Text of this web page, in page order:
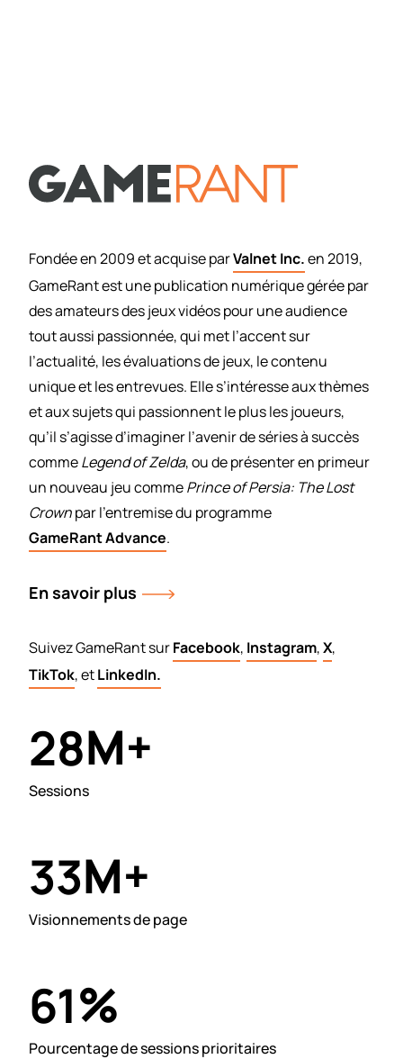
Fondée en 2009 et acquise parValnet Inc.en 2019,
GameRant est une publication numérique gérée par
des amateurs des jeux vidéos pour une audience
tout aussi passionnée, qui met l’accent sur
l’actualité, les évaluations de jeux, le contenu
unique et les entrevues. Elle s’intéresse aux thèmes
et aux sujets qui passionnent le plus les joueurs,
qu’il s’agisse d’imaginer l’avenir de séries à succès
commeLegend of Zelda, ou de présenter en primeur
un nouveau jeu commePrince of Persia: The Lost
Crownpar l’entremise du programme
GameRant Advance.
En savoir plus
Suivez GameRant surFacebook, Instagram,X,
TikTok, etLinkedIn.
28M+
Sessions
33M+
Visionnements de page
61%
Pourcentage de sessions prioritaires